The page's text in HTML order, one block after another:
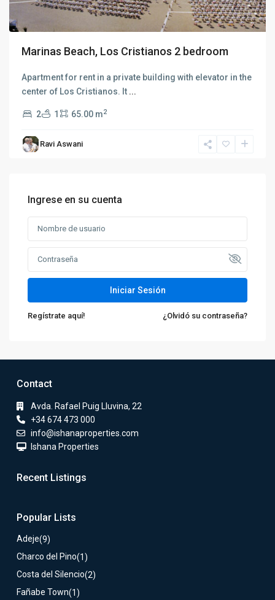
Marinas Beach, Los Cristianos 2 bedroom
Apartment for rent in a private building with elevator in the
center of Los Cristianos. It ...
2 1 65.00 m2
Ravi Aswani
Ingrese en su cuenta
Iniciar Sesión
Regístrate aquí! ¿Olvidó su contraseña?
Contact
Avda. Rafael Puig Lluvina, 22
+34 674 473 000
info@ishanaproperties.com
Ishana Properties
Recent Listings
Popular Lists
Adeje(9)
Charco del Pino(1)
Costa del Silencio(2)
Fañabe Town(1)